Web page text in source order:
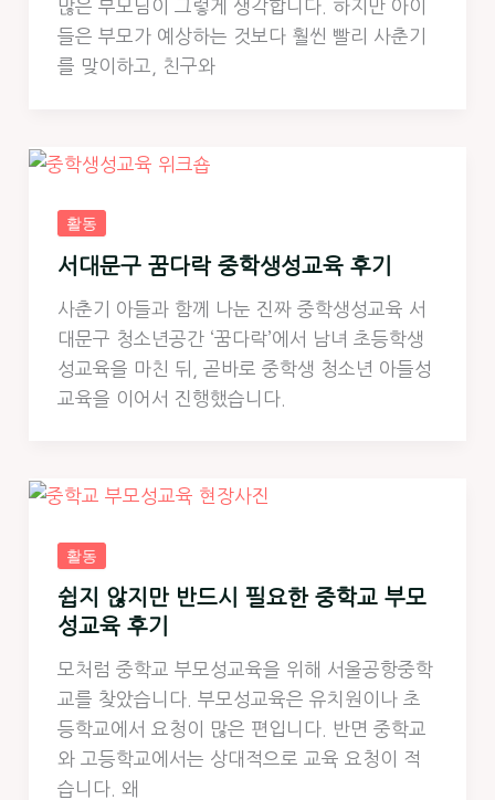
많은 부모님이 그렇게 생각합니다. 하지만 아이
들은 부모가 예상하는 것보다 훨씬 빨리 사춘기
를 맞이하고, 친구와
활동
서대문구 꿈다락 중학생성교육 후기
사춘기 아들과 함께 나눈 진짜 중학생성교육 서
대문구 청소년공간 ‘꿈다락’​에서 남녀 초등학생
성교육을 마친 뒤, 곧바로 중학생 청소년 아들성
교육을 이어서 진행했습니다.
활동
쉽지 않지만 반드시 필요한 중학교 부모
성교육 후기
모처럼 중학교 부모성교육을 위해 서울공항중학
교를 찾았습니다. 부모성교육은 유치원이나 초
등학교에서 요청이 많은 편입니다. 반면 중학교
와 고등학교에서는 상대적으로 교육 요청이 적
습니다. 왜